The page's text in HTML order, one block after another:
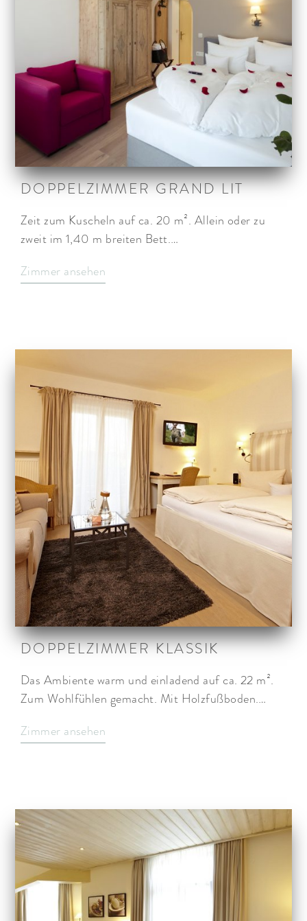
DOPPELZIMMER GRAND LIT
Zeit zum Kuscheln auf ca. 20 m². Allein oder zu
zweit im 1,40 m breiten Bett.…
Zimmer ansehen
DOPPELZIMMER KLASSIK
Das Ambiente warm und einladend auf ca. 22 m².
Zum Wohlfühlen gemacht. Mit Holzfußboden.…
Zimmer ansehen